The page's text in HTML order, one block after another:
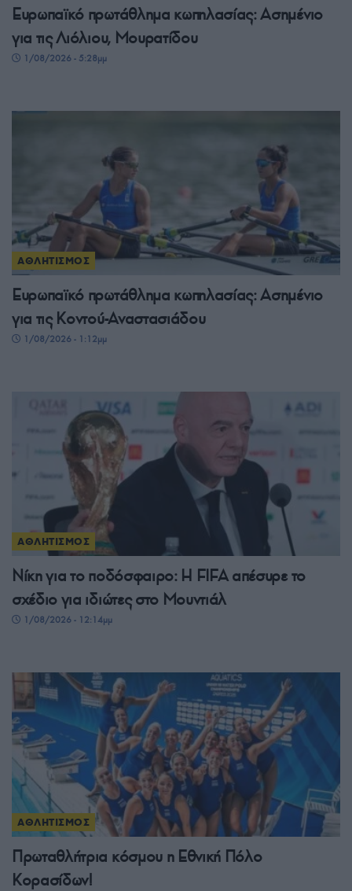
Ευρωπαϊκό πρωτάθλημα κωπηλασίας: Ασημένιο
για τις Λιόλιου, Μουρατίδου
1/08/2026 - 5:28μμ
ΑΘΛΗΤΙΣΜΟΣ
Ευρωπαϊκό πρωτάθλημα κωπηλασίας: Ασημένιο
για τις Κοντού-Αναστασιάδου
1/08/2026 - 1:12μμ
ΑΘΛΗΤΙΣΜΟΣ
Νίκη για το ποδόσφαιρο: Η FIFA απέσυρε το
σχέδιο για ιδιώτες στο Μουντιάλ
1/08/2026 - 12:14μμ
ΑΘΛΗΤΙΣΜΟΣ
Πρωταθλήτρια κόσμου η Εθνική Πόλο
Κορασίδων!